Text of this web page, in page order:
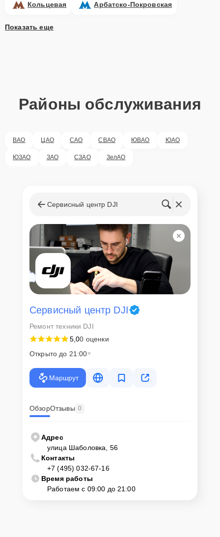
Кольцевая Арбатско-Покровская
Показать еще
Районы обслуживания
ВАО ЦАО САО СВАО ЮВАО ЮАО
ЮЗАО ЗАО СЗАО ЗелАО
Сервисный центр DJI
Сервисный центр DJI
Ремонт техники DJI
5,00 оценки
Открыто до 21:00
Маршрут
ОбзорОтзывы 0
Адрес
улица Шаболовка, 56
Контакты
+7 (495) 032-67-16
Время работы
Работаем с 09:00 до 21:00